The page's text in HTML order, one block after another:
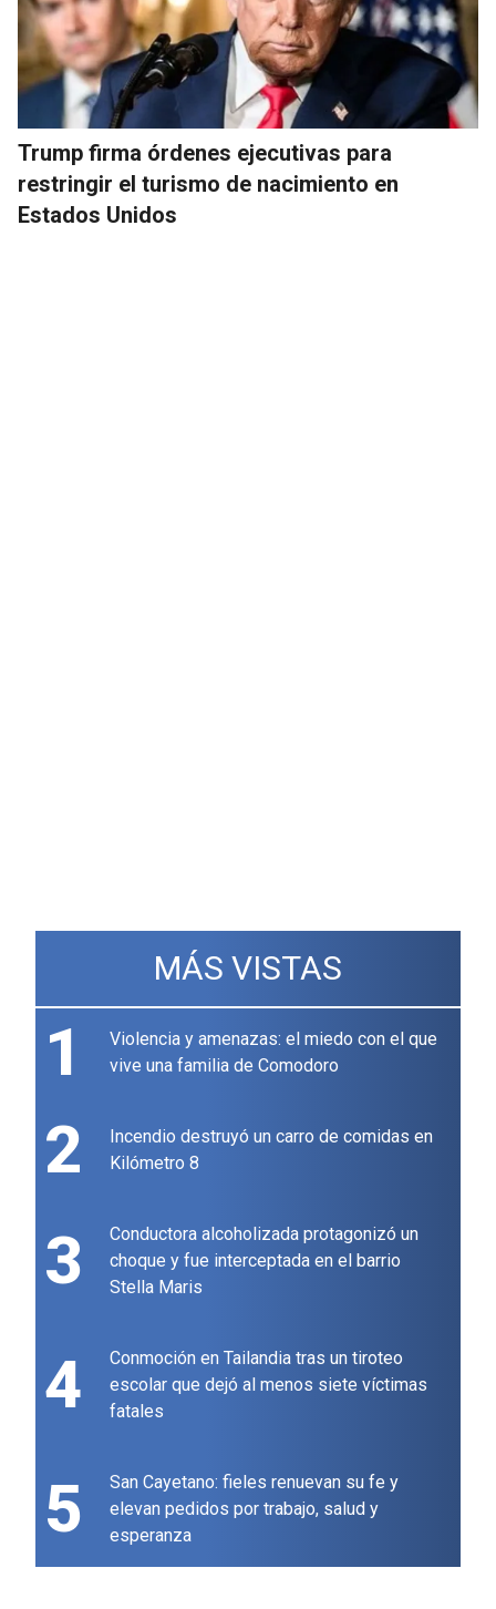
Trump firma órdenes ejecutivas para
restringir el turismo de nacimiento en
Estados Unidos
MÁS VISTAS
1
Violencia y amenazas: el miedo con el que
vive una familia de Comodoro
2
Incendio destruyó un carro de comidas en
Kilómetro 8
3
Conductora alcoholizada protagonizó un
choque y fue interceptada en el barrio
Stella Maris
4
Conmoción en Tailandia tras un tiroteo
escolar que dejó al menos siete víctimas
fatales
5
San Cayetano: fieles renuevan su fe y
elevan pedidos por trabajo, salud y
esperanza